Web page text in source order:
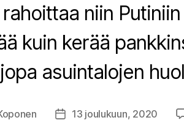
niin
kuin kerää
asuintalojen
Julkaisupäivämäärä
13 joulukuun, 2020